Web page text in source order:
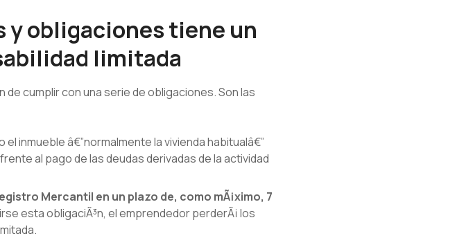
obligaciones tiene un
limitada
cumplir con una serie de obligaciones. Son las
el inmueble â€”normalmente la vivienda habitualâ€”
al pago de las deudas derivadas de la actividad
Mercantil en un plazo de, como mÃ¡ximo, 7
esta obligaciÃ³n, el emprendedor perderÃ¡ los